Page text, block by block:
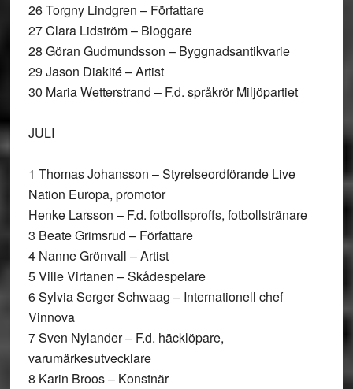
26 Torgny Lindgren – Författare
27 Clara Lidström – Bloggare
28 Göran Gudmundsson – Byggnadsantikvarie
29 Jason Diakité – Artist
30 Maria Wetterstrand – F.d. språkrör Miljöpartiet
JULI
1 Thomas Johansson – Styrelseordförande Live
Nation Europa, promotor
Henke Larsson – F.d. fotbollsproffs, fotbollstränare
3 Beate Grimsrud – Författare
4 Nanne Grönvall – Artist
5 Ville Virtanen – Skådespelare
6 Sylvia Serger Schwaag – Internationell chef
Vinnova
7 Sven Nylander – F.d. häcklöpare,
varumärkesutvecklare
8 Karin Broos – Konstnär